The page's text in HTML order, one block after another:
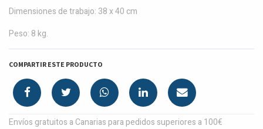
Dimensiones de trabajo: 38 x 40 cm
Peso: 8 kg.
COMPARTIR ESTE PRODUCTO
Envíos gratuitos a Canarias para pedidos superiores a 100€